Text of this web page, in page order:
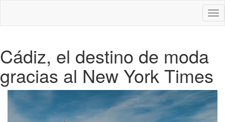
Cádiz, el destino de moda
gracias al New York Times